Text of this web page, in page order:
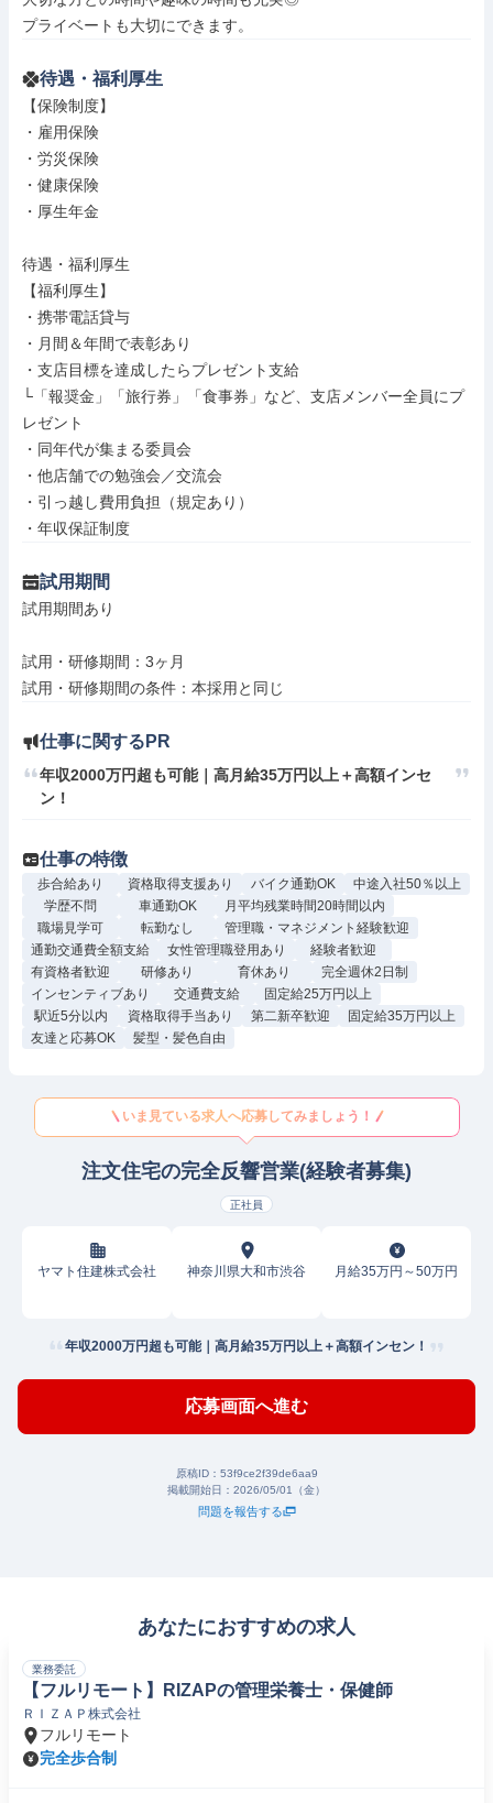
プライベートも大切にできます。
待遇・福利厚生
【保険制度】
・雇用保険
・労災保険
・健康保険
・厚生年金
待遇・福利厚生
【福利厚生】
・携帯電話貸与
・月間＆年間で表彰あり
・支店目標を達成したらプレゼント支給
└「報奨金」「旅行券」「食事券」など、支店メンバー全員にプ
レゼント
・同年代が集まる委員会
・他店舗での勉強会／交流会
・引っ越し費用負担（規定あり）
・年収保証制度
試用期間
試用期間あり
試用・研修期間：3ヶ月
仕事に関するPR
年収2000万円超も可能｜高月給35万円以上＋高額インセ
ン！
仕事の特徴
歩合給あり 資格取得支援あり バイク通勤OK
中途入社50％以上
学歴不問
車通勤OK
月平均残業時間20時間以内
職場見学可
転勤なし
管理職・マネジメント経験歓迎
通勤交通費全額支給
女性管理職登用あり
経験者歓迎
有資格者歓迎
研修あり 育休あり
完全週休2日制
インセンティブあり
交通費支給
固定給25万円以上
駅近5分以内
資格取得手当あり 第二新卒歓迎
固定給35万円以上
友達と応募OK
髪型・髪色自由
いま見ている求人へ応募してみましょう！
注文住宅の完全反響営業(経験者募集)
正社員
ヤマト住建株式会社 神奈川県大和市渋谷 月給35万円～50万円
年収2000万円超も可能｜高月給35万円以上＋高額インセン！
応募画面へ進む
原稿ID： 53f9ce2f39de6aa9
掲載開始日： 2026/05/01（金）
問題を報告する
あなたにおすすめの求人
業務委託
【フルリモート】RIZAPの管理栄養士・保健師
ＲＩＺＡＰ株式会社
フルリモート
完全歩合制